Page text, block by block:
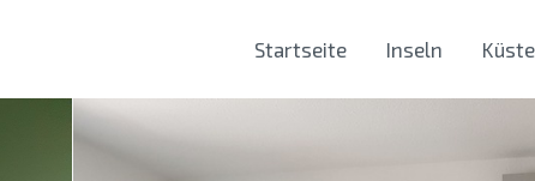
Startseite Inseln Küste